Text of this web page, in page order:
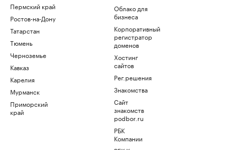
Пермский край
Ростов-на-Дону
Татарстан
Тюмень
Черноземье
Кавказ
Карелия
Мурманск
Приморский
край
Облако для
бизнеса
Корпоративный
регистратор
доменов
Хостинг
сайтов
Рег.решения
Знакомства
Сайт
знакомств
podbor.ru
РБК
Компании